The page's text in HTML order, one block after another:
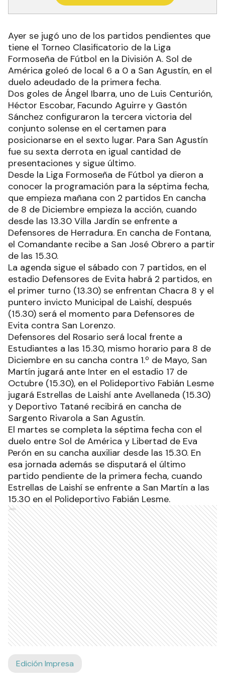
Ayer se jugó uno de los partidos pendientes que
tiene el Torneo Clasificatorio de la Liga
Formoseña de Fútbol en la División A. Sol de
América goleó de local 6 a 0 a San Agustín, en el
duelo adeudado de la primera fecha.
Dos goles de Ángel Ibarra, uno de Luis Centurión,
Héctor Escobar, Facundo Aguirre y Gastón
Sánchez configuraron la tercera victoria del
conjunto solense en el certamen para
posicionarse en el sexto lugar. Para San Agustín
fue su sexta derrota en igual cantidad de
presentaciones y sigue último.
Desde la Liga Formoseña de Fútbol ya dieron a
conocer la programación para la séptima fecha,
que empieza mañana con 2 partidos En cancha
de 8 de Diciembre empieza la acción, cuando
desde las 13.30 Villa Jardín se enfrente a
Defensores de Herradura. En cancha de Fontana,
el Comandante recibe a San José Obrero a partir
de las 15.30.
La agenda sigue el sábado con 7 partidos, en el
estadio Defensores de Evita habrá 2 partidos, en
el primer turno (13.30) se enfrentan Chacra 8 y el
puntero invicto Municipal de Laishí, después
(15.30) será el momento para Defensores de
Evita contra San Lorenzo.
Defensores del Rosario será local frente a
Estudiantes a las 15.30, mismo horario para 8 de
Diciembre en su cancha contra 1.º de Mayo, San
Martín jugará ante Inter en el estadio 17 de
Octubre (15.30), en el Polideportivo Fabián Lesme
jugará Estrellas de Laishí ante Avellaneda (15.30)
y Deportivo Tatané recibirá en cancha de
Sargento Rivarola a San Agustín.
El martes se completa la séptima fecha con el
duelo entre Sol de América y Libertad de Eva
Perón en su cancha auxiliar desde las 15.30. En
esa jornada además se disputará el último
partido pendiente de la primera fecha, cuando
Estrellas de Laishí se enfrente a San Martín a las
15.30 en el Polideportivo Fabián Lesme.
Ads
Edición Impresa